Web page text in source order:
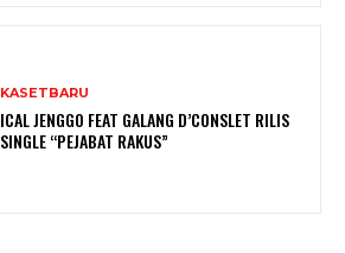
KASETBARU
ICAL JENGGO FEAT GALANG D’CONSLET RILIS
SINGLE “PEJABAT RAKUS”